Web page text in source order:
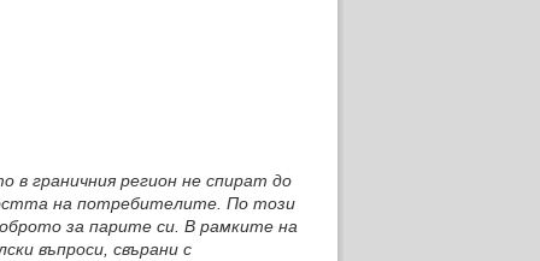
в граничния регион не спират до
на потребителите. По този
за парите си. В рамките на
въпроси, свърани с